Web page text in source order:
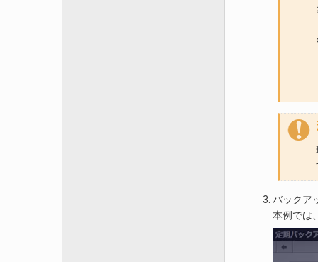
バックア
本例では